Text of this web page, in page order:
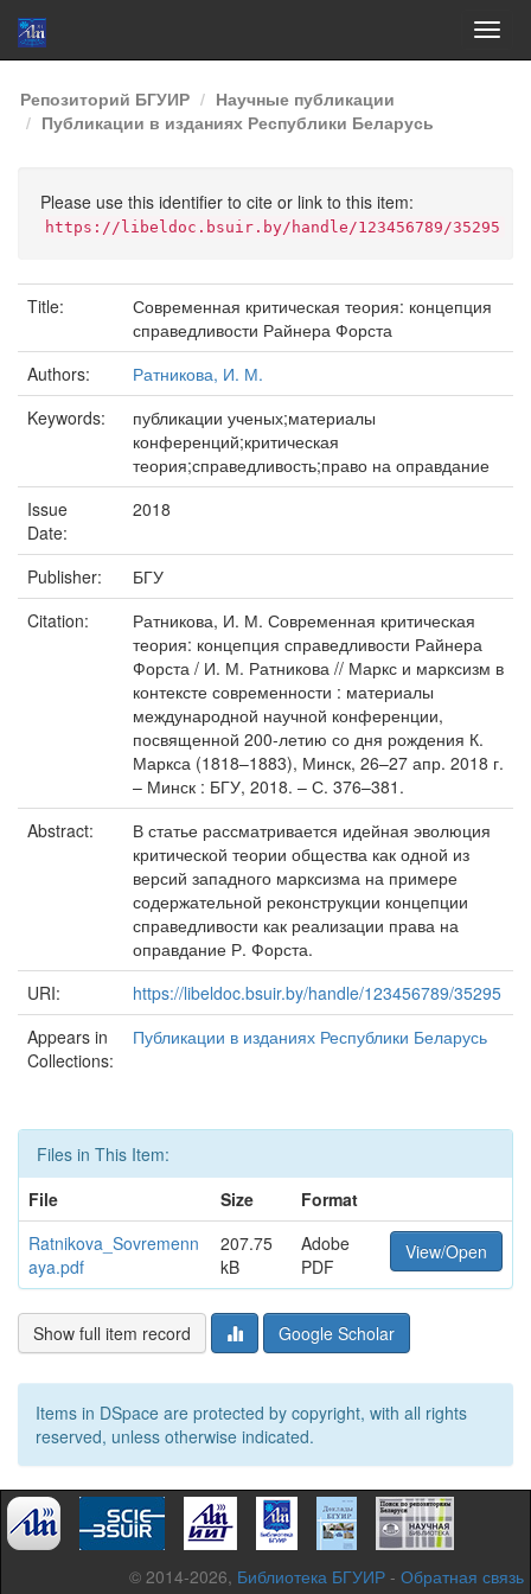
Skip
navigation
Репозиторий БГУИР
Научные публикации
Публикации в изданиях Республики Беларусь
Please use this identifier to cite or link to this item:
https://libeldoc.bsuir.by/handle/123456789/35295
Title:
Современная критическая теория: концепция
справедливости Райнера Форста
Authors:
Ратникова, И. М.
Keywords:
публикации ученых;материалы
конференций;критическая
теория;справедливость;право на оправдание
Issue
Date:
2018
Publisher:
БГУ
Citation:
Ратникова, И. М. Современная критическая
теория: концепция справедливости Райнера
Форста / И. М. Ратникова // Маркс и марксизм в
контексте современности : материалы
международной научной конференции,
посвященной 200-летию со дня рождения К.
Маркса (1818–1883), Минск, 26–27 апр. 2018 г.
– Минск : БГУ, 2018. – С. 376–381.
Abstract:
В статье рассматривается идейная эволюция
критической теории общества как одной из
версий западного марксизма на примере
содержательной реконструкции концепции
справедливости как реализации права на
оправдание Р. Форста.
URI:
https://libeldoc.bsuir.by/handle/123456789/35295
Appears in
Collections:
Публикации в изданиях Республики Беларусь
Files in This Item:
File
Size
Format
Ratnikova_Sovremenn
aya.pdf
207.75
kB
Adobe
PDF
View/Open
Show full item record Google Scholar
Items in DSpace are protected by copyright, with all rights
reserved, unless otherwise indicated.
© 2014-2026, Библиотека БГУИР - Обратная связь